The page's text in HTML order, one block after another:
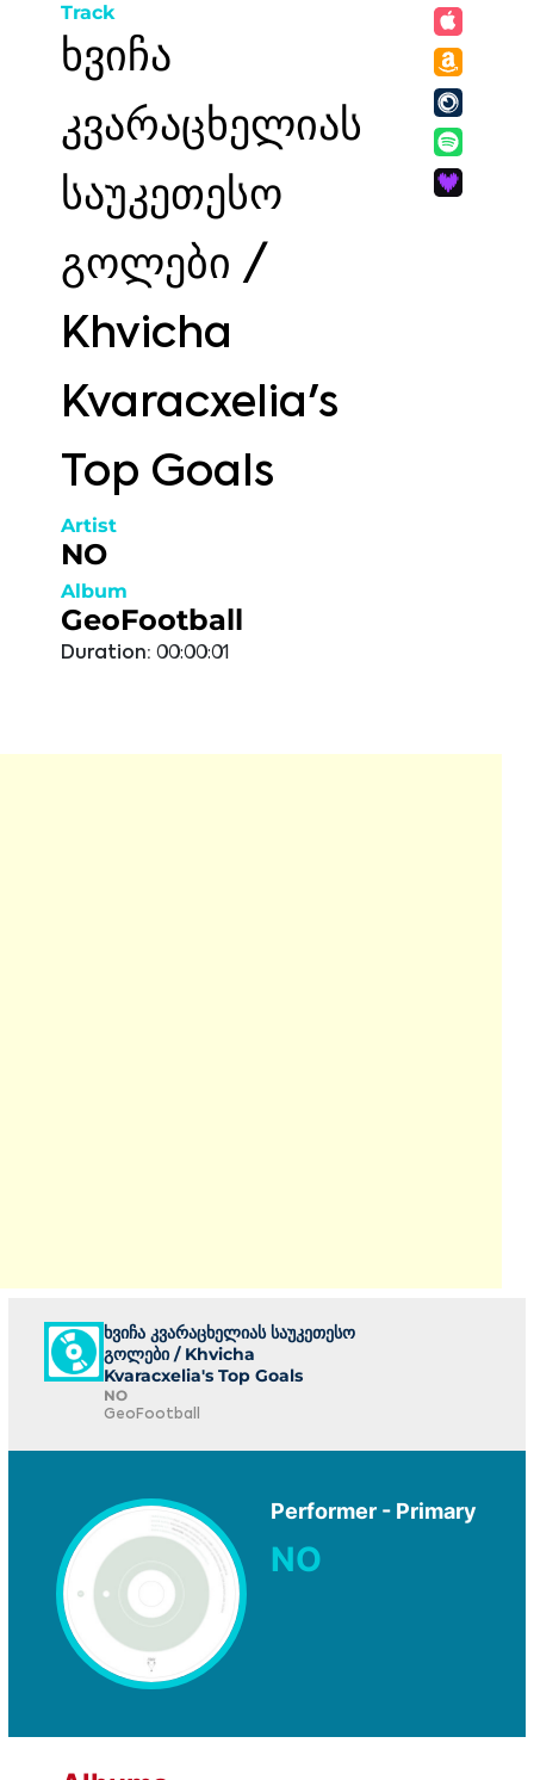
Track
ხვიჩა
კვარაცხელიას
საუკეთესო
გოლები /
Khvicha
Kvaracxelia's
Top Goals
Artist
NO
Album
GeoFootball
Duration: 00:00:01
ხვიჩა კვარაცხელიას საუკეთესო
გოლები / Khvicha
Kvaracxelia's Top Goals
NO
GeoFootball
Performer - Primary
NO